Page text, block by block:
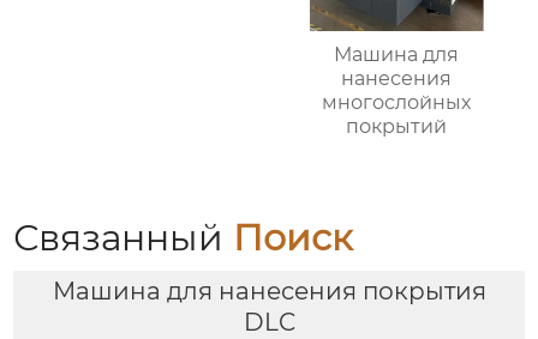
Машина для
нанесения
многослойных
покрытий
Связанный Поиск
Машина для нанесения покрытия
DLC